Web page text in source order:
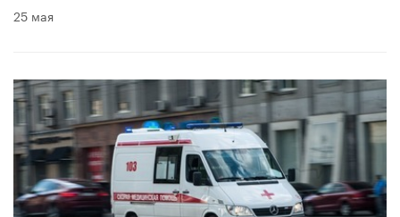
25 мая